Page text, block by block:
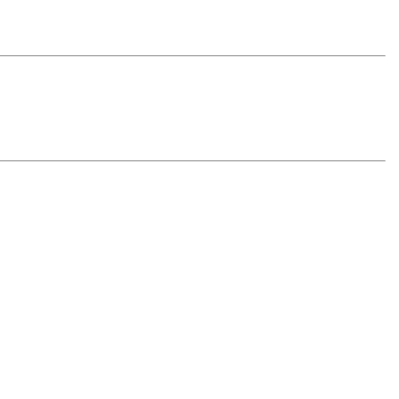
Vipps, Klarna och Google Pay.
debiteras kortet/fakturan.